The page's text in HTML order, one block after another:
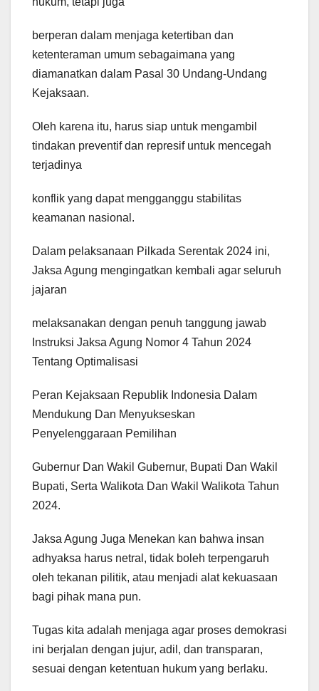
berperan dalam menjaga ketertiban dan
ketenteraman umum sebagaimana yang
diamanatkan dalam Pasal 30 Undang-Undang
Kejaksaan.
Oleh karena itu, harus siap untuk mengambil
tindakan preventif dan represif untuk mencegah
terjadinya
konflik yang dapat mengganggu stabilitas
keamanan nasional.
Dalam pelaksanaan Pilkada Serentak 2024 ini,
Jaksa Agung mengingatkan kembali agar seluruh
jajaran
melaksanakan dengan penuh tanggung jawab
Instruksi Jaksa Agung Nomor 4 Tahun 2024
Tentang Optimalisasi
Peran Kejaksaan Republik Indonesia Dalam
Mendukung Dan Menyukseskan
Penyelenggaraan Pemilihan
Gubernur Dan Wakil Gubernur, Bupati Dan Wakil
Bupati, Serta Walikota Dan Wakil Walikota Tahun
2024.
Jaksa Agung Juga Menekan kan bahwa insan
adhyaksa harus netral, tidak boleh terpengaruh
oleh tekanan pilitik, atau menjadi alat kekuasaan
bagi pihak mana pun.
Tugas kita adalah menjaga agar proses demokrasi
ini berjalan dengan jujur, adil, dan transparan,
sesuai dengan ketentuan hukum yang berlaku.